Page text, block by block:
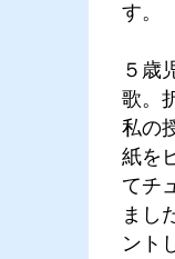
す。
５歳
歌。
私の
紙を
てチ
まし
ント